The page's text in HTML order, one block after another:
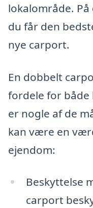
lokalområde.
du får den
nye carport.
En dobbelt
fordele for både
er nogle af de
kan være en
ejendom:
Beskyttelse
carport